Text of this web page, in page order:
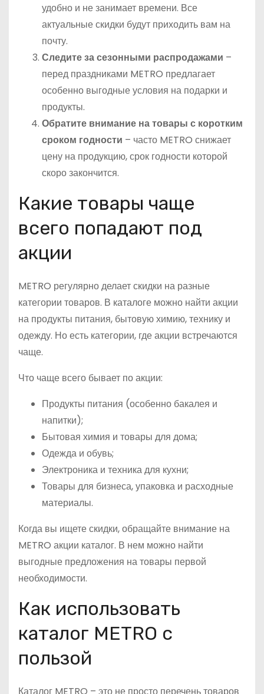
удобно и не занимает времени. Все
актуальные скидки будут приходить вам на
почту.
Следите за сезонными распродажами –
перед праздниками METRO предлагает
особенно выгодные условия на подарки и
продукты.
Обратите внимание на товары с коротким
сроком годности – часто METRO снижает
цену на продукцию, срок годности которой
скоро закончится.
Какие товары чаще
всего попадают под
акции
METRO регулярно делает скидки на разные
категории товаров. В каталоге можно найти акции
на продукты питания, бытовую химию, технику и
одежду. Но есть категории, где акции встречаются
чаще.
Что чаще всего бывает по акции:
Продукты питания (особенно бакалея и
напитки);
Бытовая химия и товары для дома;
Одежда и обувь;
Электроника и техника для кухни;
Товары для бизнеса, упаковка и расходные
материалы.
Когда вы ищете скидки, обращайте внимание на
METRO акции каталог. В нем можно найти
выгодные предложения на товары первой
необходимости.
Как использовать
каталог METRO с
пользой
Каталог METRO – это не просто перечень товаров